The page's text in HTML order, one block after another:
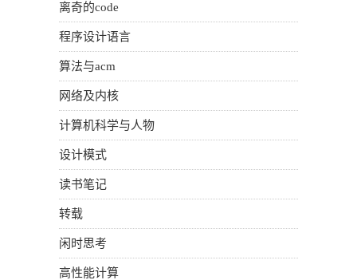
离奇的code
程序设计语言
算法与acm
网络及内核
计算机科学与人物
设计模式
读书笔记
转载
闲时思考
高性能计算